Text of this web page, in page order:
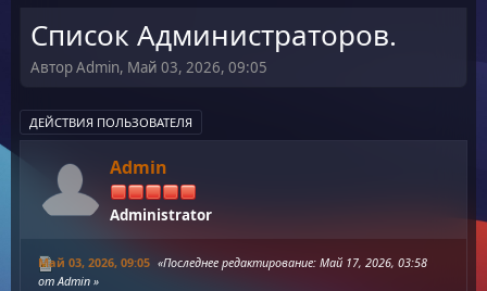
Список Администраторов.
Автор Admin, Май 03, 2026, 09:05
ДЕЙСТВИЯ ПОЛЬЗОВАТЕЛЯ
Admin
Administrator
Май 03, 2026, 09:05 Последнее редактирование: Май 17, 2026, 03:58
от Admin